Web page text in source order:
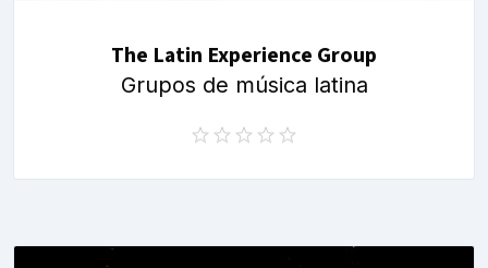
The Latin Experience Group
Grupos de música latina